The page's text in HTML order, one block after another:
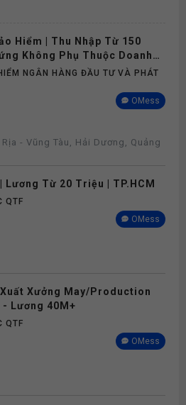
Hiểm | Thu Nhập Từ 150
Không Phụ Thuộc Doanh
NGÂN HÀNG ĐẦU TƯ VÀ PHÁT
OMess
- Vũng Tàu, Hải Dương, Quảng
Lương Từ 20 Triệu | TP.HCM
QTF
OMess
Xuất Xưởng May/Production
Lương 40M+
QTF
OMess